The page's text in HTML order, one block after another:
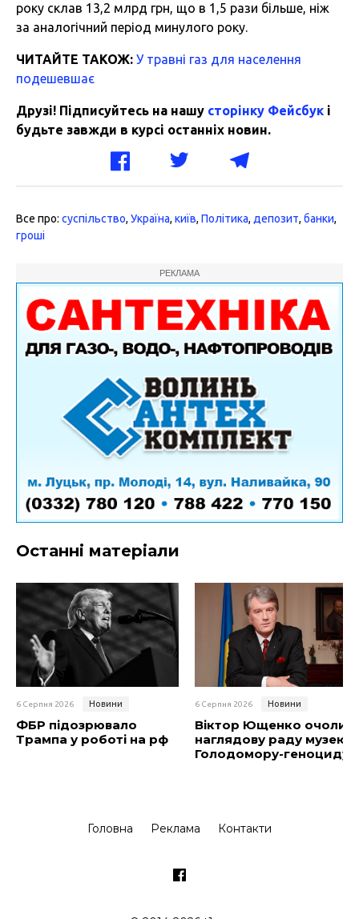
року склав 13,2 млрд грн, що в 1,5 рази більше, ніж
за аналогічний період минулого року.
ЧИТАЙТЕ ТАКОЖ: У травні газ для населення
подешевшає
Друзі! Підписуйтесь на нашу сторінку Фейсбук і
будьте завжди в курсі останніх новин.
Все про: суспільство, Україна, київ, Політика, депозит, банки,
гроші
РЕКЛАМА
Останні матеріали
6 Серпня 2026 Новини
ФБР підозрювало
Трампа у роботі на рф
6 Серпня 2026 Новини
Віктор Ющенко очолив
наглядову раду музею
Голодомору-геноциду
Головна Реклама Контакти